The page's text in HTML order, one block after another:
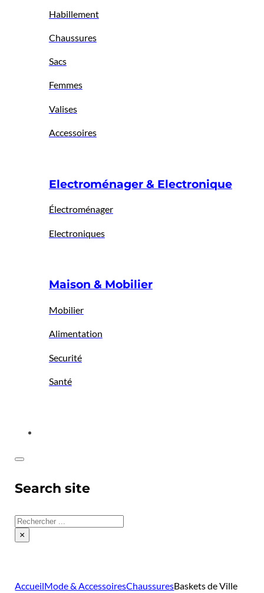
Habillement
Chaussures
Sacs
Femmes
Valises
Accessoires
Electroménager & Electronique
Électroménager
Electroniques
Maison & Mobilier
Mobilier
Alimentation
Securité
Santé
Search site
Rechercher
×
AccueilMode & AccessoiresChaussuresBaskets de Ville